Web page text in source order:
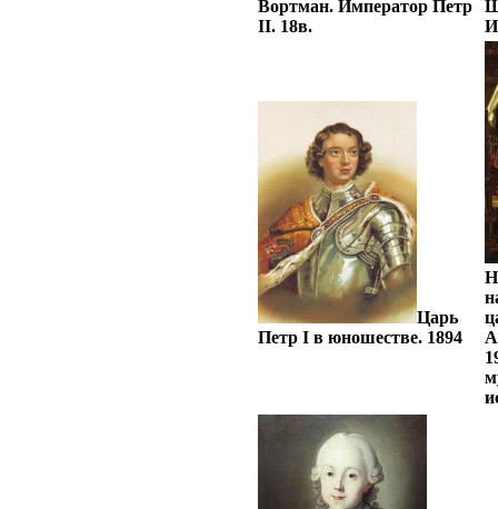
Вортман. Император Петр
II. 18в.
Царь
Петр I в юношестве. 1894